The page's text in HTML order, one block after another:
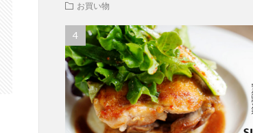
お買い物